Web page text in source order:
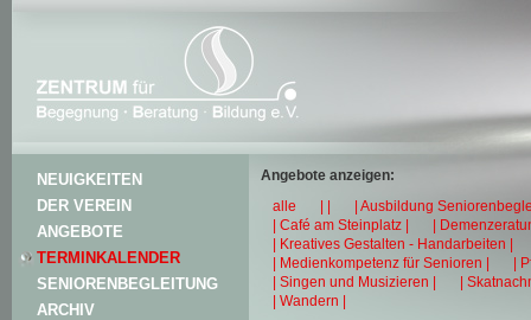
NEUIGKEITEN
DER VEREIN
ANGEBOTE
TERMINKALENDER
SENIORENBEGLEITUNG
ARCHIV
Angebote anzeigen:
alle
| |
| Ausbildung
| Café am Steinplatz |
|
| Kreatives Gestalten - Handarbeiten |
| Medienkompetenz für Senioren |
|
| Singen und Musizieren |
|
| Wandern |